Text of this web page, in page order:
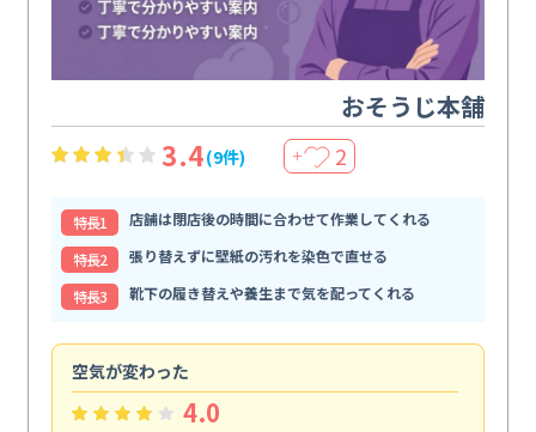
おそうじ本舗
3.4(9件) ＋ 2
特⻑1
店舗は閉店後の時間に合わせて作業してくれる
特⻑2
張り替えずに壁紙の汚れを染色で直せる
特⻑3
靴下の履き替えや養生まで気を配ってくれる
空気が変わった
4.0